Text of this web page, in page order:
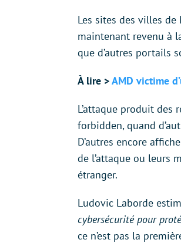
Les sites des villes de
maintenant revenu à
que d’autres portails
À lire >AMD victime
L’attaque produit
forbidden, quand
D’autres encore
de l’attaque ou leurs
étranger.
Ludovic Laborde
cybersécurité pour
ce n’est pas la